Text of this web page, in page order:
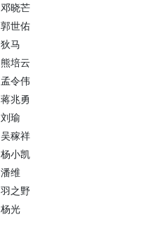
邓晓芒
郭世佑
狄马
熊培云
孟令伟
蒋兆勇
刘瑜
吴稼祥
杨小凯
潘维
羽之野
杨光